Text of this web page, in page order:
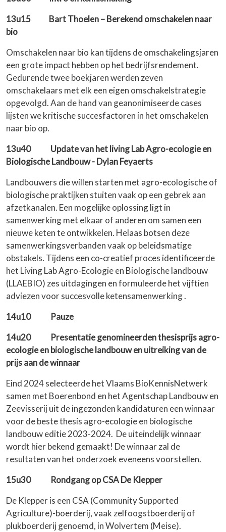
13u15 Bart Thoelen – Berekend omschakelen naar
bio
Omschakelen naar bio kan tijdens de omschakelingsjaren
een grote impact hebben op het bedrijfsrendement.
Gedurende twee boekjaren werden zeven
omschakelaars met elk een eigen omschakelstrategie
opgevolgd. Aan de hand van geanonimiseerde cases
lijsten we kritische succesfactoren in het omschakelen
naar bio op.
13u40 Update van het living Lab Agro-ecologie en
Biologische Landbouw - Dylan Feyaerts
Landbouwers die willen starten met agro-ecologische of
biologische praktijken stuiten vaak op een gebrek aan
afzetkanalen. Een mogelijke oplossing ligt in
samenwerking met elkaar of anderen om samen een
nieuwe keten te ontwikkelen. Helaas botsen deze
samenwerkingsverbanden vaak op beleidsmatige
obstakels. Tijdens een co-creatief proces identificeerde
het Living Lab Agro-Ecologie en Biologische landbouw
(LLAEBIO) zes uitdagingen en formuleerde het vijftien
adviezen voor succesvolle ketensamenwerking .
14u10 Pauze
14u20 Presentatie genomineerden thesisprijs agro-
ecologie en biologische landbouw en uitreiking van de
prijs aan de winnaar
Eind 2024 selecteerde het Vlaams BioKennisNetwerk
samen met Boerenbond en het Agentschap Landbouw en
Zeevisserij uit de ingezonden kandidaturen een winnaar
voor de beste thesis agro-ecologie en biologische
landbouw editie 2023-2024. De uiteindelijk winnaar
wordt hier bekend gemaakt! De winnaar zal de
resultaten van het onderzoek eveneens voorstellen.
15u30 Rondgang op CSA De Klepper
De Klepper is een CSA (Community Supported
Agriculture)-boerderij, vaak zelfoogstboerderij of
plukboerderij genoemd, in Wolvertem (Meise).